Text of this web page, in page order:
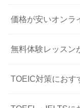
価格が安いオンラ
無料体験レッスン
TOEIC対策におす